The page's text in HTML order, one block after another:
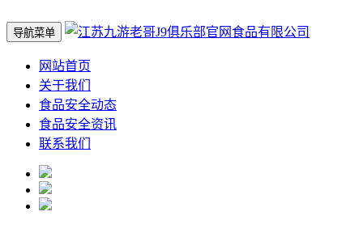
导航菜单
网站首页
关于我们
食品安全动态
食品安全资讯
联系我们